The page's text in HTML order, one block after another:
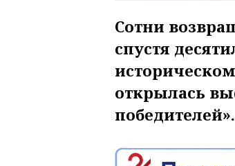
Сотни
спустя
открылась
победителей».